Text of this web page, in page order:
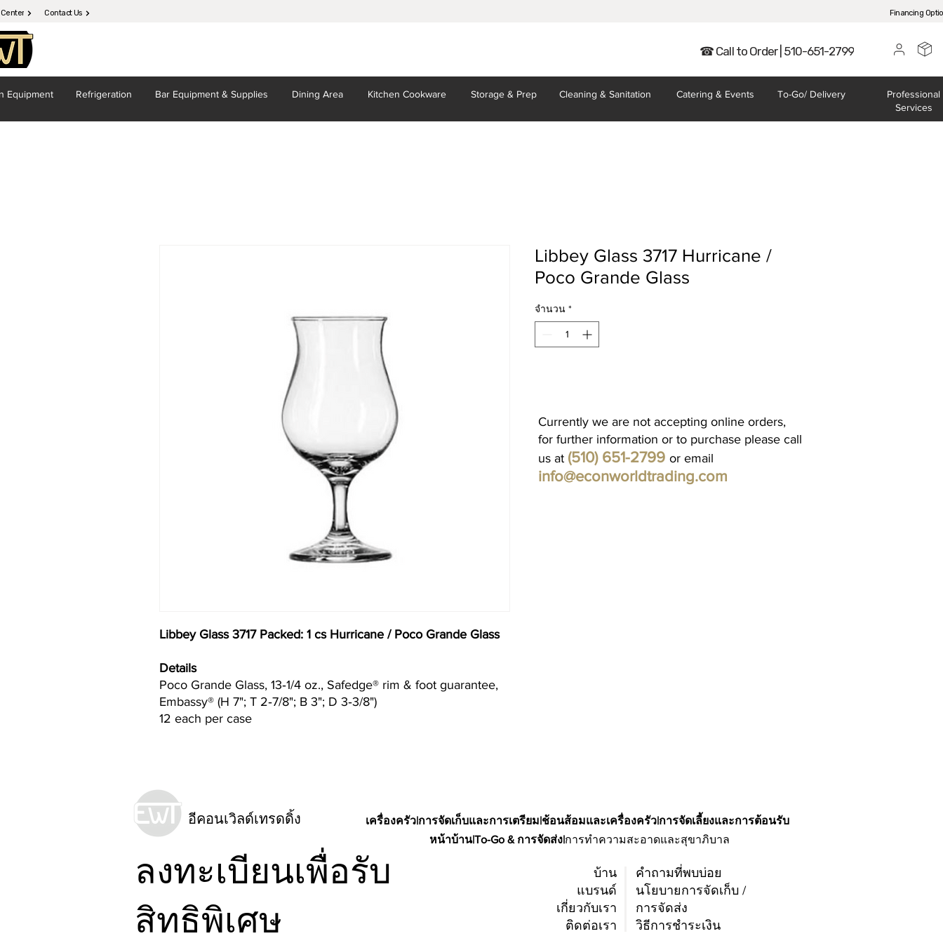
Contact Us Financing
☎ Call to Order | 510-651-2799
Equipment Refrigeration Bar Equipment & Supplies Dining Area Kitchen Cookware Storage & Prep Cleaning & Sanitation Catering & Events To-Go/Delivery
Professional
Services
Libbey Glass 3717 Packed: 1 cs Hurricane / Poco Grande Glass
Details
Poco Grande Glass, 13‐1/4 oz., Safedge® rim & foot guarantee,
Embassy® (H 7"; T 2‐7/8"; B 3"; D 3‐3/8")
12 each per case
Libbey Glass 3717 Hurricane /
Poco Grande Glass
จำนวน *
Currently we are not accepting online orders,
for further information or to purchase please call
us at (510) 651-2799 or email
info@econworldtrading.com
อีคอนเวิลด์เทรดดิ้ง
ลงทะเบียนเพื่อรับ
สิทธิพิเศษ
เครื่องครัว|การจัดเก็บและการเตรียม|ช้อนส้อมและเครื่องครัว|การจัดเลี้ยงและการต้อนรับ
คำถามที่พบบ่อย
นโยบายการจัดเก็บ /
การจัดส่ง
วิธีการชำระเงิน
บ้าน
แบรนด์
เกี่ยวกับเรา
ติดต่อเรา
หน้าบ้าน|To-Go & การจัดส่ง|การทำความสะอาดและสุขาภิบาล